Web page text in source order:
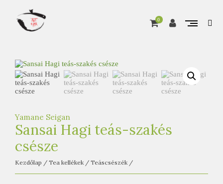
content
T
e
a
Ú
t
j
a
o
n
0
Yamane Seigan
Sansai Hagi teás-szakés
csésze
Kezdőlap / Tea kellékek / Teáscsészék /